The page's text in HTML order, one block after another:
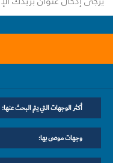
أكثر الوجهات التي يتم البحث عنها:
وجهات موصى بها: